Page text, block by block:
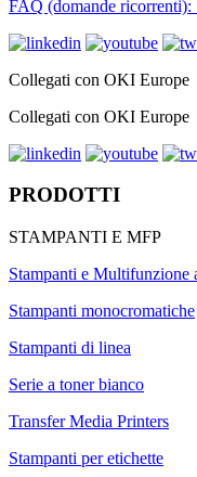
FAQ (domande
Collegati con OKI Europe
Collegati con OKI Europe
PRODOTTI
STAMPANTI E MFP
Stampanti e Multifunzione
Stampanti monocromatiche
Stampanti di linea
Serie a toner bianco
Transfer Media Printers
Stampanti per etichette